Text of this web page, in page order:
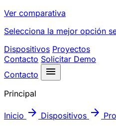
Ver comparativa
Selecciona la mejor opción
Dispositivos Proyectos
Contacto Solicitar Demo
Contacto
menu
Principal
Inicio arrow_forward Dispositivos arrow_forward